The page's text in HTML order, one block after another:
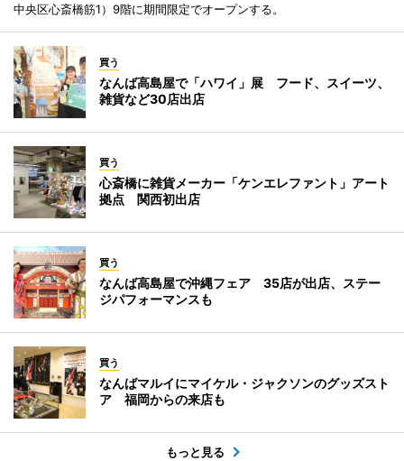
中央区心斎橋筋1）9階に期間限定でオープンする。
買う
なんば高島屋で「ハワイ」展 フード、スイーツ、
雑貨など30店出店
買う
心斎橋に雑貨メーカー「ケンエレファント」アート
拠点 関西初出店
買う
なんば高島屋で沖縄フェア 35店が出店、ステー
ジパフォーマンスも
買う
なんばマルイにマイケル・ジャクソンのグッズスト
ア 福岡からの来店も
もっと見る